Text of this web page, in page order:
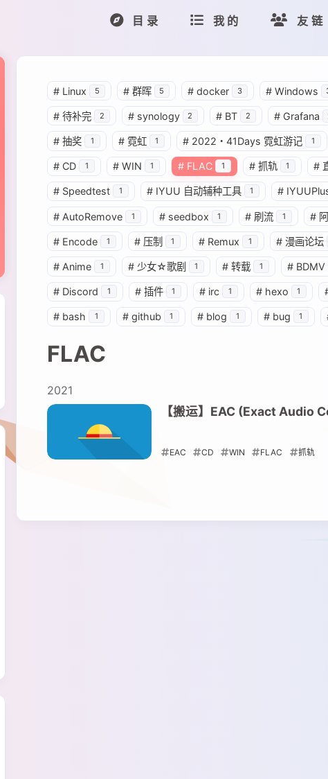
目录 我的 友链
认相关配置是否正确
# Linux 5 # 群晖 5 # docker 3 # Windows
# 待补完 2 # synology 2 # BT 2 # Grafana
# 抽奖 1 # 霓虹 1 # 2022・41Days 霓虹游记 1
# CD 1 # WIN 1 # FLAC 1 # 抓轨 1 #
# Speedtest 1 # IYUU 自动辅种工具 1 #
# AutoRemove 1 # seedbox 1 # 刷流 1 #
# Encode 1 # 压制 1 # Remux 1 # 漫画论坛
# Anime 1 # 少女☆歌剧 1 # 转载 1 # BDMV
# Discord 1 # 插件 1 # irc 1 # hexo 1
# bash 1 # github 1 # blog 1 # bug 1
FLAC
2021
【搬运】EAC (Exact Audio
EAC CD WIN FLAC 抓轨